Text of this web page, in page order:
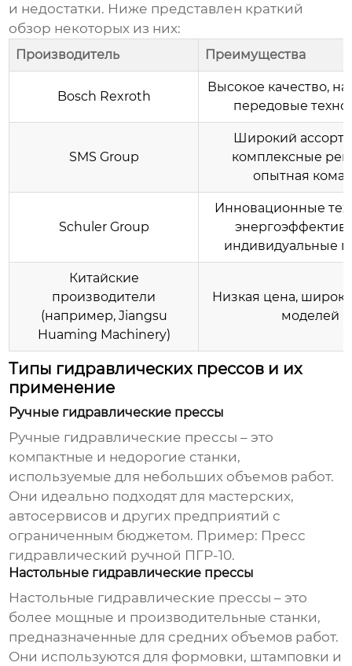
и недостатки. Ниже представлен краткий
обзор некоторых из них:
Производитель Преимущества
Bosch Rexroth
Высокое качество,
передовые
SMS Group
Широкий
комплексные
опытная
Schuler Group
Инновационные
индивидуальные
Китайские
производители
(например, Jiangsu
Huaming Machinery)
Низкая цена,
моделей
Типы гидравлических прессов и их
применение
Ручные гидравлические прессы
Ручные гидравлические прессы – это
компактные и недорогие станки,
используемые для небольших объемов работ.
Они идеально подходят для мастерских,
автосервисов и других предприятий с
ограниченным бюджетом. Пример: Пресс
гидравлический ручной ПГР-10.
Настольные гидравлические прессы
Настольные гидравлические прессы – это
более мощные и производительные станки,
предназначенные для средних объемов работ.
Они используются для формовки, штамповки и